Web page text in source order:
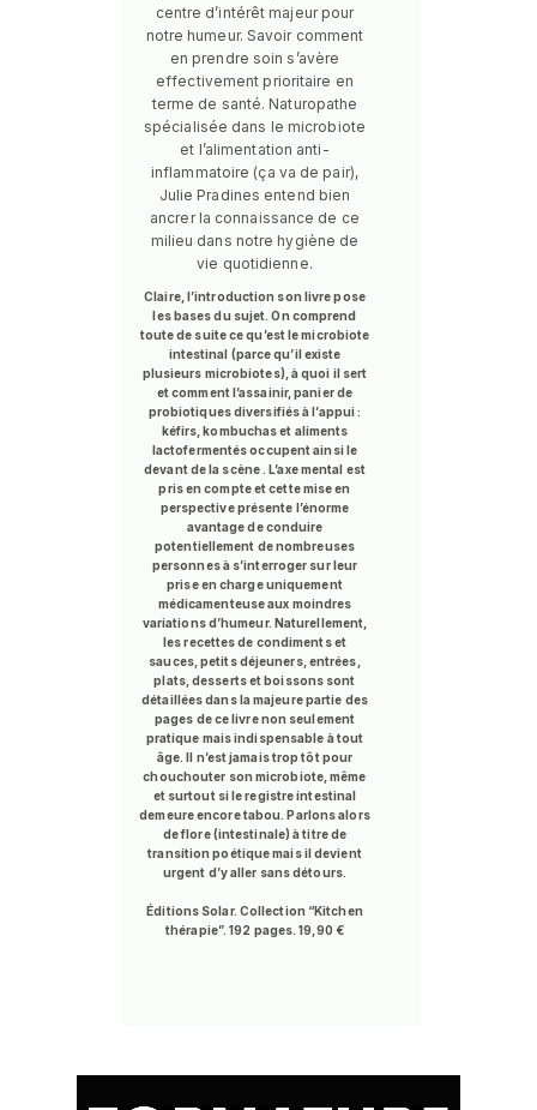
centre d’intérêt majeur pour
notre humeur. Savoir comment
en prendre soin s’avère
effectivement prioritaire en
terme de santé. Naturopathe
spécialisée dans le microbiote
et l’alimentation anti-
inflammatoire (ça va de pair),
Julie Pradines entend bien
ancrer la connaissance de ce
milieu dans notre hygiène de
vie quotidienne.
Claire, l’introduction son livre pose
les bases du sujet. On comprend
toute de suite ce qu’est le microbiote
intestinal (parce qu’il existe
plusieurs microbiotes), à quoi il sert
et comment l’assainir, panier de
probiotiques diversifiés à l’appui :
kéfirs, kombuchas et aliments
lactofermentés occupent ainsi le
devant de la scène . L’axe mental est
pris en compte et cette mise en
perspective présente l’énorme
avantage de conduire
potentiellement de nombreuses
personnes à s’interroger sur leur
prise en charge uniquement
médicamenteuse aux moindres
variations d’humeur. Naturellement,
les recettes de condiments et
sauces, petits déjeuners, entrées,
plats, desserts et boissons sont
détaillées dans la majeure partie des
pages de ce livre non seulement
pratique mais indispensable à tout
âge. Il n’est jamais trop tôt pour
chouchouter son microbiote, même
et surtout si le registre intestinal
demeure encore tabou. Parlons alors
de flore (intestinale) à titre de
transition poétique mais il devient
urgent d’y aller sans détours.
Éditions Solar. Collection “Kitchen
thérapie”. 192 pages. 19,90 €